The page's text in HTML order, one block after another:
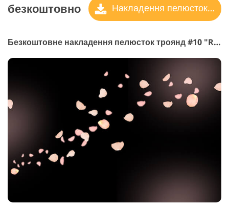
безкоштовно Накладення пелюсток троянд
Безкоштовне накладення пелюсток троянд #10 "Red Magic"